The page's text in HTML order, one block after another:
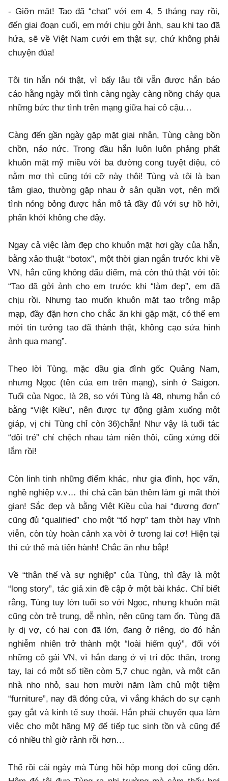
- Giỡn mặt! Tao đã “chat” với em 4, 5 tháng nay rồi,
đến giai đoạn cuối, em mới chịu gởi ảnh, sau khi tao đã
hứa, sẽ về Việt Nam cưới em thật sự, chứ không phải
chuyện đùa!
Tôi tin hắn nói thật, vì bấy lâu tôi vẫn được hắn báo
cáo hằng ngày mối tình càng ngày càng nồng cháy qua
những bức thư tình trên mạng giữa hai cô cậu…
Càng đến gần ngày gặp mặt giai nhân, Tùng càng bồn
chồn, náo nức. Trong đầu hắn luôn luôn phảng phất
khuôn mặt mỹ miều với ba đường cong tuyệt diệu, có
nằm mơ thì cũng tới cỡ này thôi! Tùng và tôi là bạn
tâm giao, thường gặp nhau ở sân quần vợt, nên mối
tình nóng bỏng được hắn mô tả đầy đủ với sự hồ hởi,
phấn khởi không che đậy.
Ngay cả việc làm đẹp cho khuôn mặt hơi gầy của hắn,
bằng xảo thuật “botox”, một thời gian ngắn trước khi về
VN, hắn cũng không dấu diếm, mà còn thú thật với tôi:
“Tao đã gởi ảnh cho em trước khi “làm đẹp”, em đã
chịu rồi. Nhưng tao muốn khuôn mặt tao trông mập
mạp, đầy đặn hơn cho chắc ăn khi gặp mặt, có thế em
mới tin tưởng tao đã thành thật, không cạo sửa hình
ảnh qua mạng”.
Theo lời Tùng, mặc dầu gia đình gốc Quảng Nam,
nhưng Ngọc (tên của em trên mạng), sinh ở Saigon.
Tuổi của Ngọc, là 28, so với Tùng là 48, nhưng hắn có
bằng “Việt Kiều”, nên được tự động giảm xuống một
giáp, vị chi Tùng chỉ còn 36)chẵn! Như vậy là tuổi tác
“đôi trẻ” chỉ chệch nhau tám niên thôi, cũng xứng đôi
lắm rồi!
Còn linh tinh những điểm khác, như gia đình, học vấn,
nghề nghiệp v.v… thì chả cần bàn thêm làm gì mất thời
gian! Sắc đẹp và bằng Việt Kiều của hai “đương đơn”
cũng đủ “qualified” cho một “tổ hợp” tạm thời hay vĩnh
viễn, còn tùy hoàn cảnh xa vời ở tương lai cơ! Hiện tại
thì cứ thế mà tiến hành! Chắc ăn như bắp!
Về “thân thế và sự nghiệp” của Tùng, thì đây là một
“long story”, tác giả xin đề cập ở một bài khác. Chỉ biết
rằng, Tùng tuy lớn tuổi so với Ngọc, nhưng khuôn mặt
cũng còn trẻ trung, dễ nhìn, nên cũng tạm ổn. Tùng đã
ly dị vợ, có hai con đã lớn, đang ở riêng, do đó hắn
nghiễm nhiên trở thành một “loài hiếm quý”, đối với
những cô gái VN, vì hắn đang ở vị trí độc thân, trong
tay, lại có một số tiền còm 5,7 chục ngàn, và một căn
nhà nho nhỏ, sau hơn mười năm làm chủ một tiệm
“furniture”, nay đã đóng cửa, vì vắng khách do sự cạnh
gay gắt và kinh tế suy thoái. Hắn phải chuyển qua làm
việc cho một hãng Mỹ để tiếp tục sinh tồn và cũng để
có nhiều thì giờ rảnh rỗi hơn…
Thế rồi cái ngày mà Tùng hồi hộp mong đợi cũng đến.